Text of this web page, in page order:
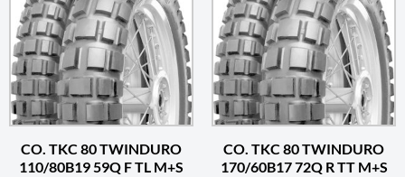
CO. TKC 80 TWINDURO
110/80B19 59Q F TL M+S
CO. TKC 80 TWINDURO
170/60B17 72Q R TT M+S